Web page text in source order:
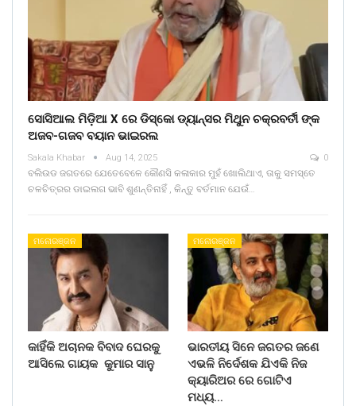
ସୋସିଆଲ ମିଡ଼ିଆ X ରେ ଡିସ୍କୋ ଡ୍ୟାନ୍ସର ମିଥୁନ ଚକ୍ରବର୍ତୀ ଙ୍କ
ଅଜବ-ଗଜବ ବୟାନ ଭାଇରଲ
Sakala Khabar Aug 14, 2025 0
ବଲିଉଡ ଜଗତରେ ଯେତେବେଳେ କୌଣସି କଳାକାର ମୁହଁ ଖୋଲିଥାଏ, ତାକୁ ସମସ୍ତେ
ଚଳଚିତ୍ରର ଡାଇଲଗ ଭାବି ଶୁଣନ୍ତିନାହିଁ , କିନ୍ତୁ ବର୍ତମାନ ଯେଉଁ…
ମନୋରଞ୍ଜନ
କାହିଁକି ଅଚାନକ ବିବାଦ ଘେରକୁ
ଆସିଲେ ଗାୟକ କୁମାର ସାନୁ
ମନୋରଞ୍ଜନ
ଭାରତୀୟ ସିନେ ଜଗତର ଜଣେ
ଏଭଳି ନିର୍ଦେଶକ ଯିଏକି ନିଜ
କ୍ୟାରିଅର ରେ ଗୋଟିଏ
ମଧ୍ୟ…